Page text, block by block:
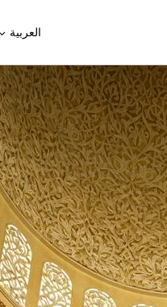
العربية